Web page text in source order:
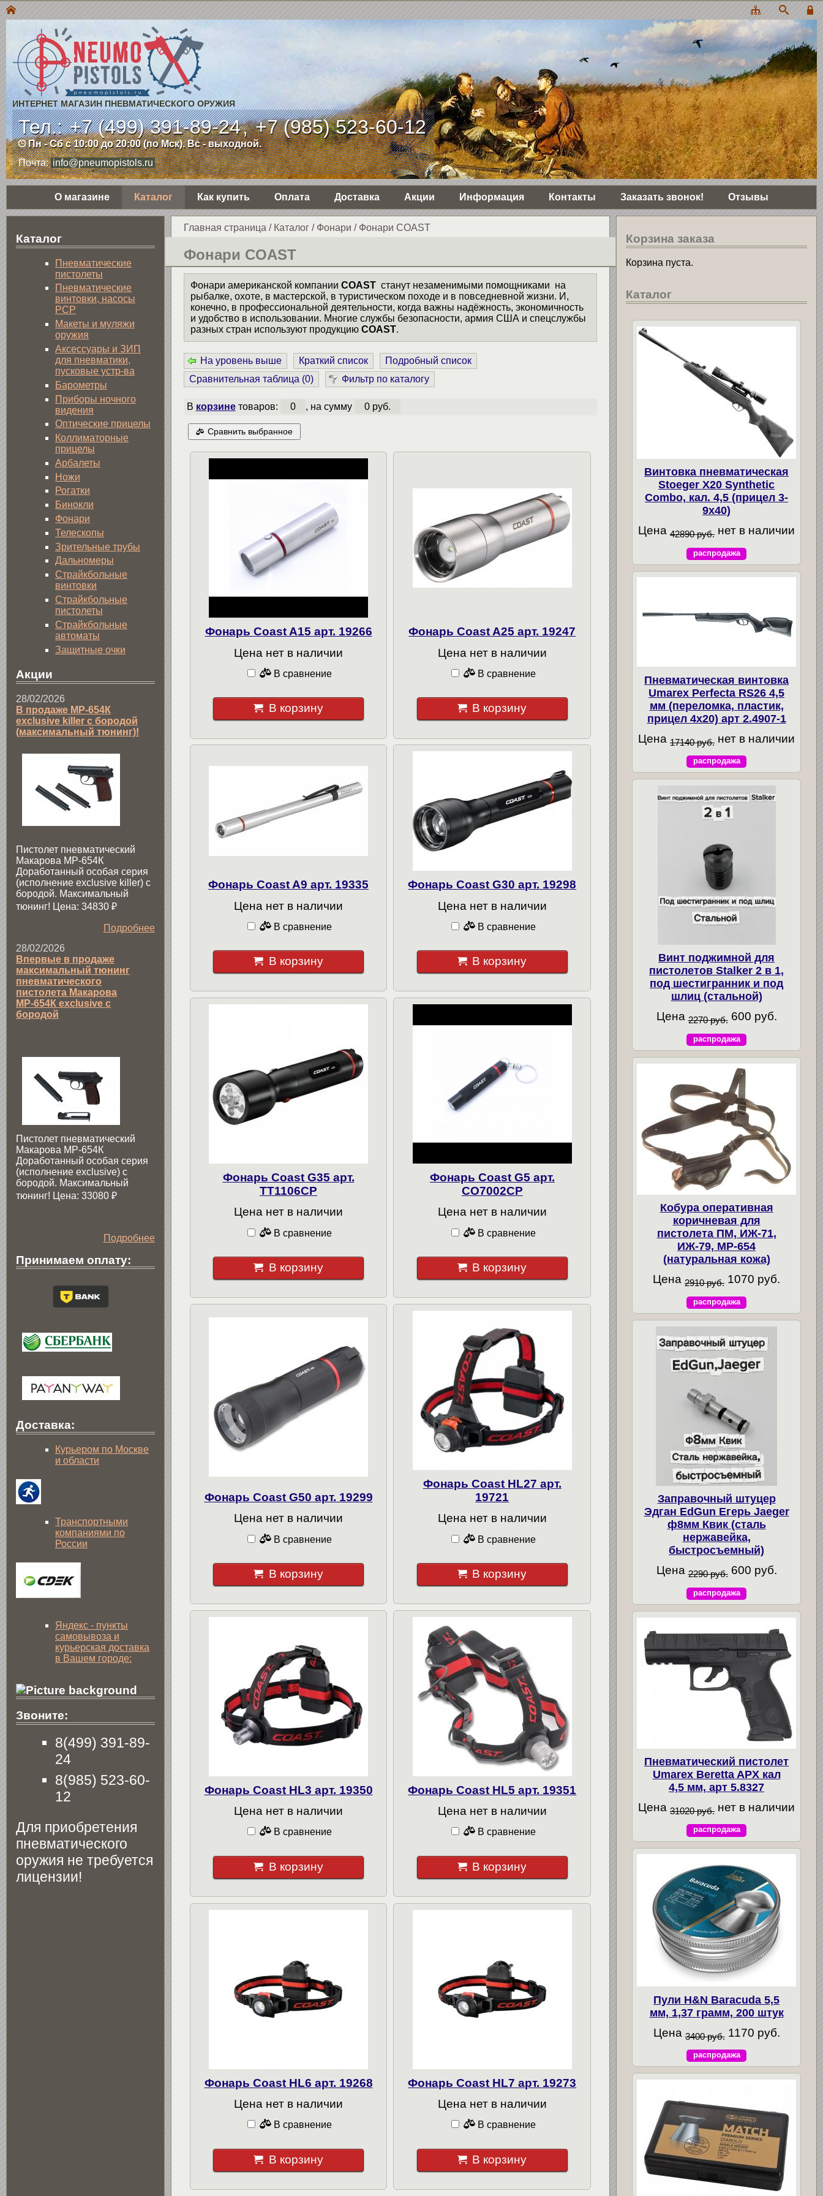
ИНТЕРНЕТ МАГАЗИН ПНЕВМАТИЧЕСКОГО ОРУЖИЯ
Тел.:+7 (499) 391-89-24,+7 (985) 523-60-12
Пн - Сб с 10:00 до 20:00 (по Мск). Вс - выходной.
Почта: info@pneumopistols.ru
О магазине Каталог Как купить Оплата Доставка Акции Информация Контакты Заказать звонок! Отзывы
Главная страница / Каталог/ Фонари / Фонари COAST
Фонари COAST
Фонари американской компании COAST станут незаменимыми помощниками на
рыбалке, охоте, в мастерской, в туристическом походе и в повседневной жизни. И,
конечно, в профессиональной деятельности, когда важны надёжность, экономичность
и удобство в использовании. Многие службы безопасности, армия США и спецслужбы
разных стран используют продукцию COAST.
На уровень выше Краткий список
Подробный список
Сравнительная таблица (0) Фильтр по каталогу
В корзинетоваров: 0 , на сумму 0 руб.
Сравнить выбранное
Фонарь Coast A15 арт. 19266
Цена нет в наличии
В сравнение
В корзину
Фонарь Coast A25 арт. 19247
Цена нет в наличии
В сравнение
В корзину
Фонарь Coast A9 арт. 19335
Цена нет в наличии
В сравнение
В корзину
Фонарь Coast G30 арт. 19298
Цена нет в наличии
В сравнение
В корзину
Фонарь Coast G35 арт.
TT1106CP
Цена нет в наличии
В сравнение
В корзину
Фонарь Coast G5 арт.
CO7002CP
Цена нет в наличии
В сравнение
В корзину
Фонарь Coast G50 арт. 19299
Цена нет в наличии
В сравнение
В корзину
Фонарь Coast HL27 арт.
19721
Цена нет в наличии
В сравнение
В корзину
Фонарь Coast HL3 арт. 19350
Цена нет в наличии
В сравнение
В корзину
Фонарь Coast HL5 арт. 19351
Цена нет в наличии
В сравнение
В корзину
Фонарь Coast HL6 арт. 19268
Цена нет в наличии
В сравнение
В корзину
Фонарь Coast HL7 арт. 19273
Цена нет в наличии
В сравнение
В корзину
Каталог
Пнев­ма­ти­чес­кие
пистолеты
Пневматические
винтовки, насосы
PCP
Макеты и муляжи
оружия
Аксессуары и ЗИП
для пневматики,
пусковые устр-ва
Барометры
Приборы ночного
видения
Оптические прицелы
Коллиматорные
прицелы
Арбалеты
Ножи
Рогатки
Бинокли
Фонари
Телескопы
Зрительные трубы
Дальномеры
Страйкбольные
винтовки
Страйкбольные
пистолеты
Страйкбольные
автоматы
Защитные очки
Акции
28/02/2026
В продаже МР-654К
exclusive killer с бородой
(максимальный тюнинг)!
Пистолет пневматический
Макарова МР-654К
Доработанный особая серия
(исполнение exclusive killer) с
бородой. Максимальный
тюнинг! Цена: 34830 ₽
Подробнее
28/02/2026
Впервые в продаже
максимальный тюнинг
пневматического
пистолета Макарова
МР-654К exclusive с
бородой
Пистолет пневматический
Макарова МР-654К
Доработанный особая серия
(исполнение exclusive) c
бородой. Максимальный
тюнинг! Цена: 33080 ₽
Подробнее
Принимаем оплату:
Доставка:
Курьером по Москве
и области
Транспортными
компаниями по
России
Яндекс - пункты
самовывоза и
курьерская доставка
в Вашем городе:
Звоните:
8(499) 391-89-
24
8(985) 523-60-
12
Для приобретения
пневматического
оружия не требуется
лицензии!
Корзина заказа
Корзина пуста.
Каталог
Винтовка пневматическая
Stoeger X20 Synthetic
Combo, кал. 4,5 (прицел 3-
9х40)
Цена 42890 руб. нет в наличии
распродажа
Пневматическая винтовка
Umarex Perfecta RS26 4,5
мм (переломка, пластик,
прицел 4x20) арт 2.4907-1
Цена 17140 руб. нет в наличии
распродажа
Винт поджимной для
пистолетов Stalker 2 в 1,
под шестигранник и под
шлиц (стальной)
Цена 2270 руб. 600 руб.
распродажа
Кобура оперативная
коричневая для
пистолета ПМ, ИЖ-71,
ИЖ-79, МР-654
(натуральная кожа)
Цена 2910 руб. 1070 руб.
распродажа
Заправочный штуцер
Эдган EdGun Егерь Jaeger
ф8мм Квик (сталь
нержавейка,
быстросъемный)
Цена 2290 руб. 600 руб.
распродажа
Пневматический пистолет
Umarex Beretta APX кал
4,5 мм, арт 5.8327
Цена31020 руб. нет в наличии
распродажа
Пули H&N Baracuda 5,5
мм, 1,37 грамм, 200 штук
Цена 3400 руб. 1170 руб.
распродажа